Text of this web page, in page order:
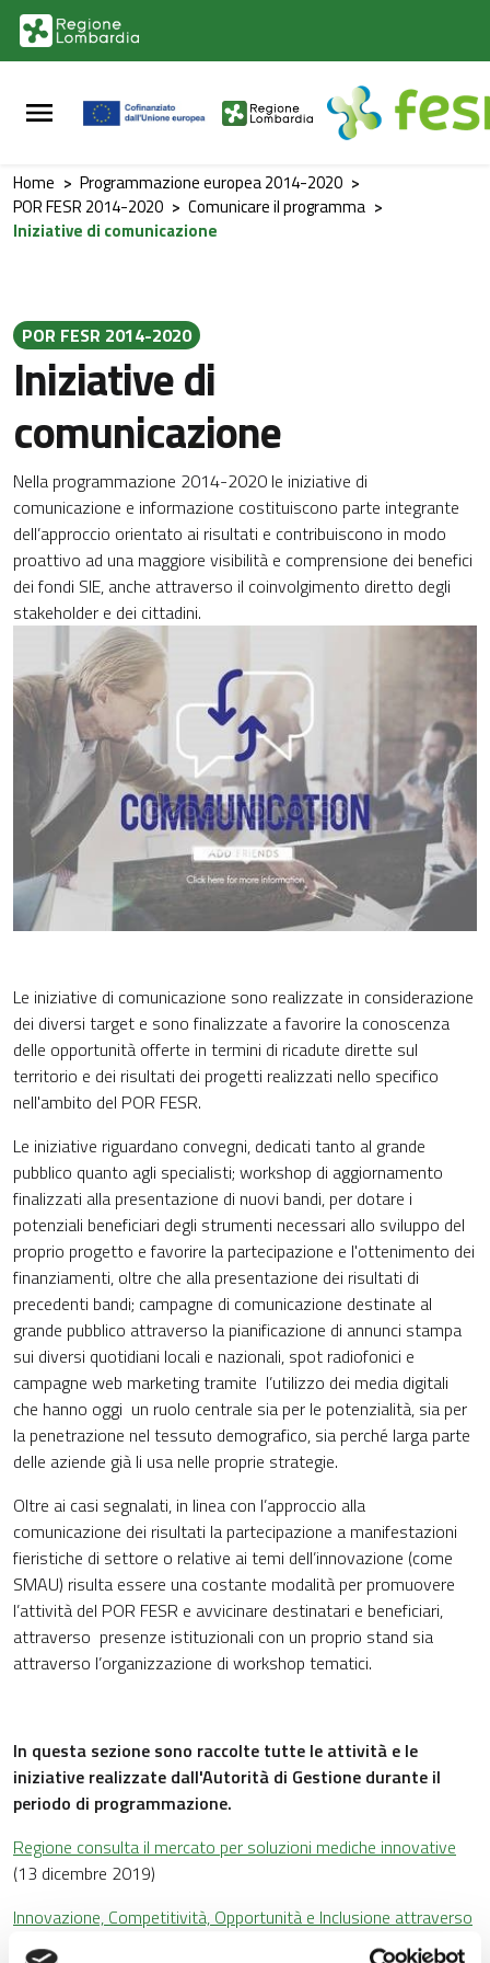
Vai al contenuto principale
Vai al footer
Home > Programmazione europea 2014-2020 >
POR FESR 2014-2020 > Comunicare il programma >
Iniziative di comunicazione
POR FESR 2014-2020
Iniziative di
comunicazione
Nella programmazione 2014-2020 le iniziative di
comunicazione e informazione costituiscono parte integrante
dell’approccio orientato ai risultati e contribuiscono in modo
proattivo ad una maggiore visibilità e comprensione dei benefici
dei fondi SIE, anche attraverso il coinvolgimento diretto degli
stakeholder e dei cittadini.
Le iniziative di comunicazione sono realizzate in considerazione
dei diversi target e sono finalizzate a favorire la conoscenza
delle opportunità offerte in termini di ricadute dirette sul
territorio e dei risultati dei progetti realizzati nello specifico
nell'ambito del POR FESR.
Le iniziative riguardano convegni, dedicati tanto al grande
pubblico quanto agli specialisti; workshop di aggiornamento
finalizzati alla presentazione di nuovi bandi, per dotare i
potenziali beneficiari degli strumenti necessari allo sviluppo del
proprio progetto e favorire la partecipazione e l'ottenimento dei
finanziamenti, oltre che alla presentazione dei risultati di
precedenti bandi; campagne di comunicazione destinate al
grande pubblico attraverso la pianificazione di annunci stampa
sui diversi quotidiani locali e nazionali, spot radiofonici e
campagne web marketing tramite l’utilizzo dei media digitali
che hanno oggi un ruolo centrale sia per le potenzialità, sia per
la penetrazione nel tessuto demografico, sia perché larga parte
delle aziende già li usa nelle proprie strategie.
Oltre ai casi segnalati, in linea con l’approccio alla
comunicazione dei risultati la partecipazione a manifestazioni
fieristiche di settore o relative ai temi dell’innovazione (come
SMAU) risulta essere una costante modalità per promuovere
l’attività del POR FESR e avvicinare destinatari e beneficiari,
attraverso presenze istituzionali con un proprio stand sia
attraverso l’organizzazione di workshop tematici.
In questa sezione sono raccolte tutte le attività e le
iniziative realizzate dall'Autorità di Gestione durante il
periodo di programmazione.
Regione consulta il mercato per soluzioni mediche innovative
(13 dicembre 2019)
Innovazione, Competitività, Opportunità e Inclusione attraverso
il Fondo Europeo di Sviluppo Regionale e il Fondo Sociale